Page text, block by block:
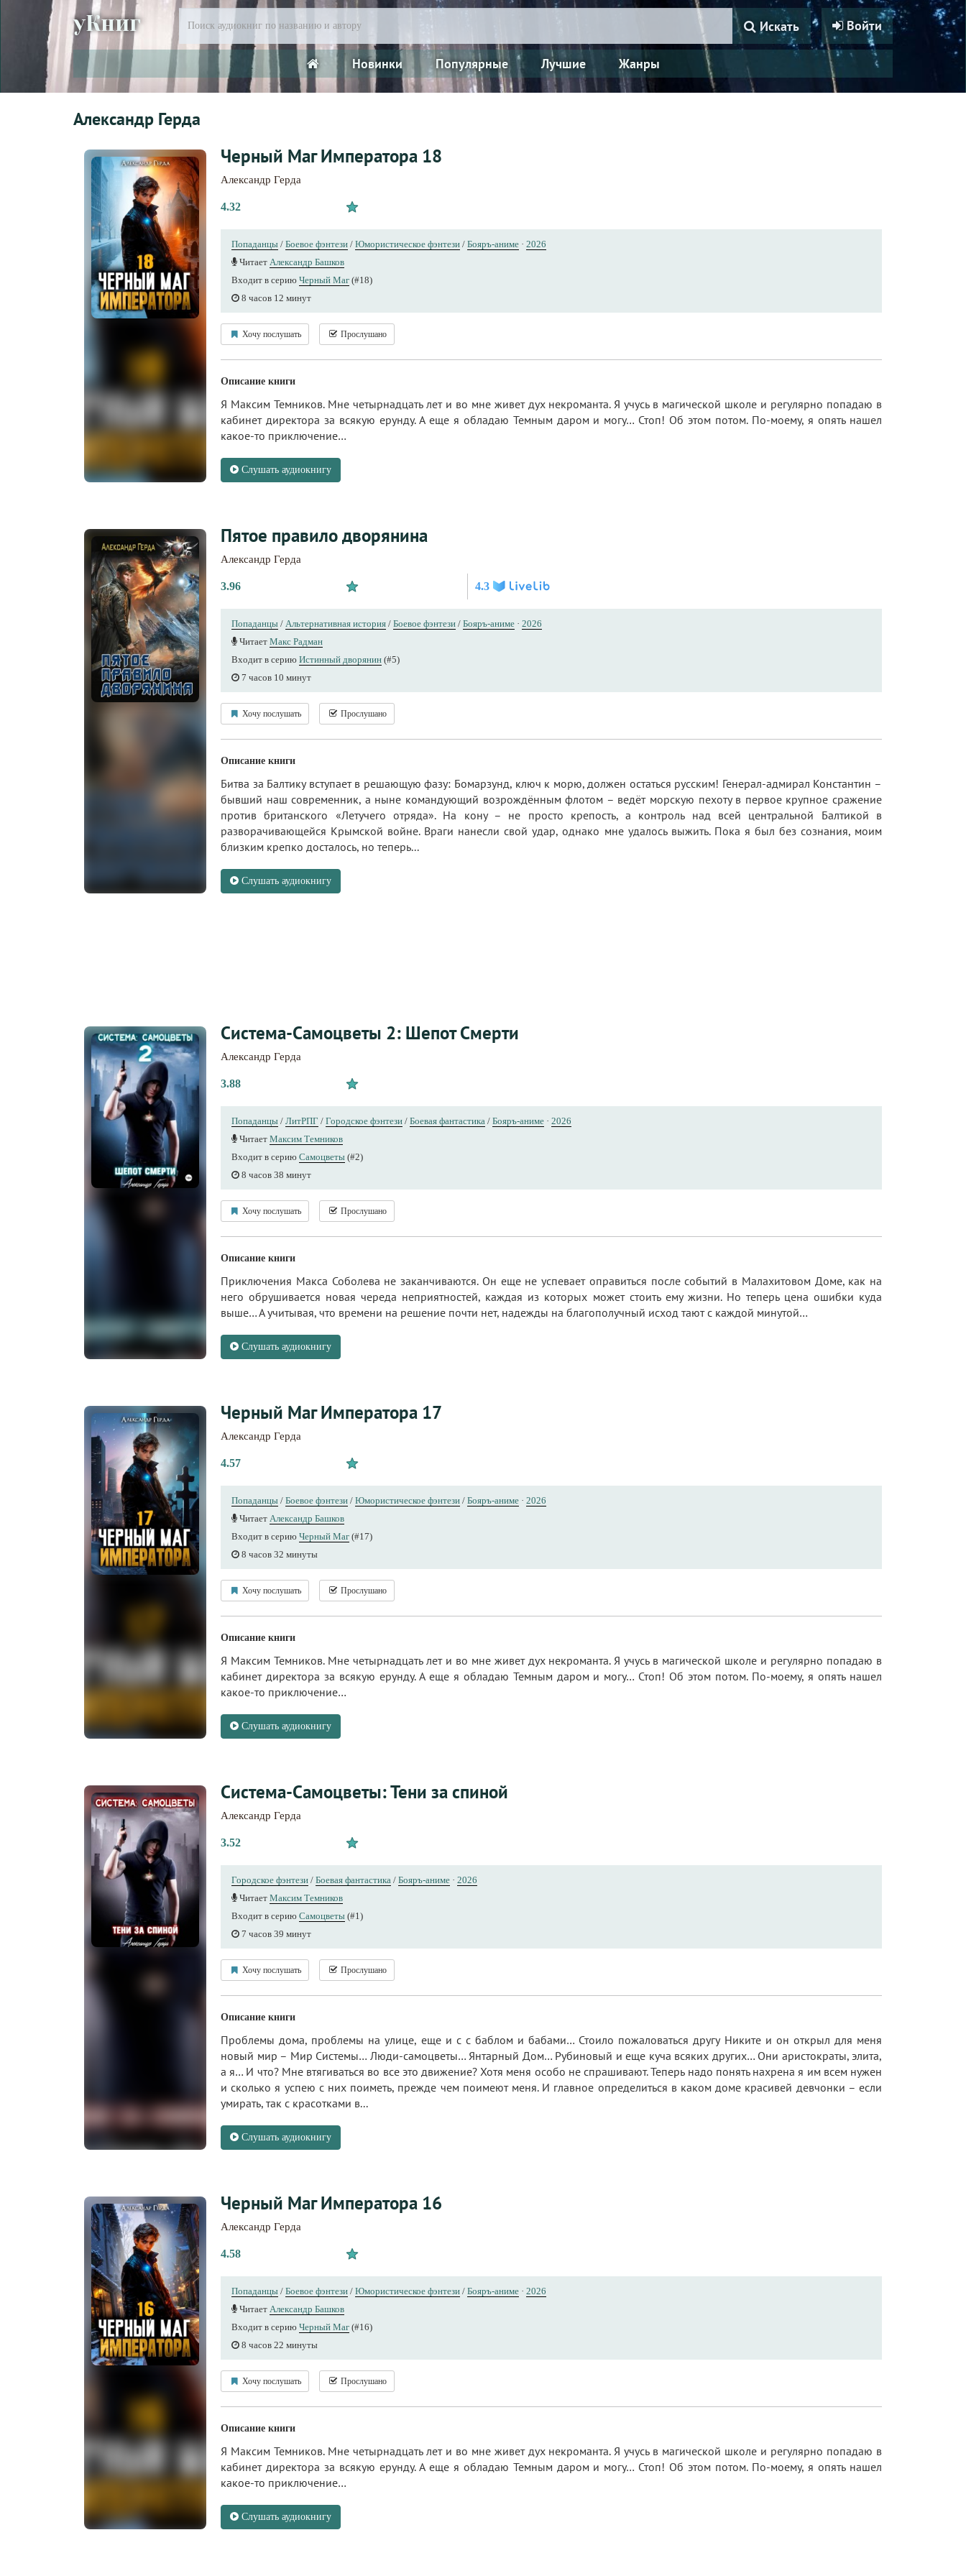
уКниг Войти
Искать
Новинки Популярные Лучшие Жанры
Александр Герда
Черный Маг Императора 18
Александр Герда
4.32
Попаданцы / Боевое фэнтези / Юмористическое фэнтези / Бояръ-аниме · 2026
Читает Александр Башков
Входит в серию Черный Маг (#18)
8 часов 12 минут
Хочу послушать Прослушано
Описание книги
Я Максим Темников. Мне четырнадцать лет и во мне живет дух некроманта. Я учусь в магической школе и регулярно попадаю в
кабинет директора за всякую ерунду. А еще я обладаю Темным даром и могу… Стоп! Об этом потом. По-моему, я опять нашел
какое-то приключение…
Слушать аудиокнигу
Пятое правило дворянина
Александр Герда
3.96 4.3
Попаданцы / Альтернативная история / Боевое фэнтези / Бояръ-аниме · 2026
Читает Макс Радман
Входит в серию Истинный дворянин (#5)
7 часов 10 минут
Хочу послушать Прослушано
Описание книги
Битва за Балтику вступает в решающую фазу: Бомарзунд, ключ к морю, должен остаться русским! Генерал-адмирал Константин –
бывший наш современник, а ныне командующий возрождённым флотом – ведёт морскую пехоту в первое крупное сражение
против британского «Летучего отряда». На кону – не просто крепость, а контроль над всей центральной Балтикой в
разворачивающейся Крымской войне. Враги нанесли свой удар, однако мне удалось выжить. Пока я был без сознания, моим
близким крепко досталось, но теперь...
Слушать аудиокнигу
Система-Самоцветы 2: Шепот Смерти
Александр Герда
3.88
Попаданцы / ЛитРПГ / Городское фэнтези / Боевая фантастика / Бояръ-аниме · 2026
Читает Максим Темников
Входит в серию Самоцветы (#2)
8 часов 38 минут
Хочу послушать Прослушано
Описание книги
Приключения Макса Соболева не заканчиваются. Он еще не успевает оправиться после событий в Малахитовом Доме, как на
него обрушивается новая череда неприятностей, каждая из которых может стоить ему жизни. Но теперь цена ошибки куда
выше… А учитывая, что времени на решение почти нет, надежды на благополучный исход тают с каждой минутой…
Слушать аудиокнигу
Черный Маг Императора 17
Александр Герда
4.57
Попаданцы / Боевое фэнтези / Юмористическое фэнтези / Бояръ-аниме · 2026
Читает Александр Башков
Входит в серию Черный Маг (#17)
8 часов 32 минуты
Хочу послушать Прослушано
Описание книги
Я Максим Темников. Мне четырнадцать лет и во мне живет дух некроманта. Я учусь в магической школе и регулярно попадаю в
кабинет директора за всякую ерунду. А еще я обладаю Темным даром и могу… Стоп! Об этом потом. По-моему, я опять нашел
какое-то приключение…
Слушать аудиокнигу
Система-Самоцветы: Тени за спиной
Александр Герда
3.52
Городское фэнтези / Боевая фантастика / Бояръ-аниме · 2026
Читает Максим Темников
Входит в серию Самоцветы (#1)
7 часов 39 минут
Хочу послушать Прослушано
Описание книги
Проблемы дома, проблемы на улице, еще и с с баблом и бабами… Стоило пожаловаться другу Никите и он открыл для меня
новый мир – Мир Системы… Люди-самоцветы… Янтарный Дом… Рубиновый и еще куча всяких других… Они аристократы, элита,
а я… И что? Мне втягиваться во все это движение? Хотя меня особо не спрашивают. Теперь надо понять нахрена я им всем нужен
и сколько я успею с них поиметь, прежде чем поимеют меня. И главное определиться в каком доме красивей девчонки – если
умирать, так с красотками в...
Слушать аудиокнигу
Черный Маг Императора 16
Александр Герда
4.58
Попаданцы / Боевое фэнтези / Юмористическое фэнтези / Бояръ-аниме · 2026
Читает Александр Башков
Входит в серию Черный Маг (#16)
8 часов 22 минуты
Хочу послушать Прослушано
Описание книги
Я Максим Темников. Мне четырнадцать лет и во мне живет дух некроманта. Я учусь в магической школе и регулярно попадаю в
кабинет директора за всякую ерунду. А еще я обладаю Темным даром и могу… Стоп! Об этом потом. По-моему, я опять нашел
какое-то приключение…
Слушать аудиокнигу